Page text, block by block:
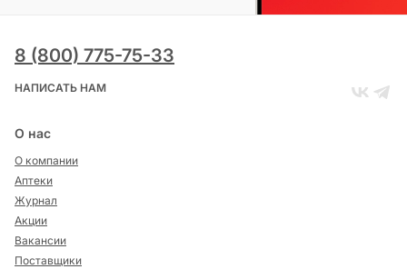
8 (800) 775-75-33
НАПИСАТЬ НАМ
О нас
О компании
Аптеки
Журнал
Акции
Вакансии
Поставщики